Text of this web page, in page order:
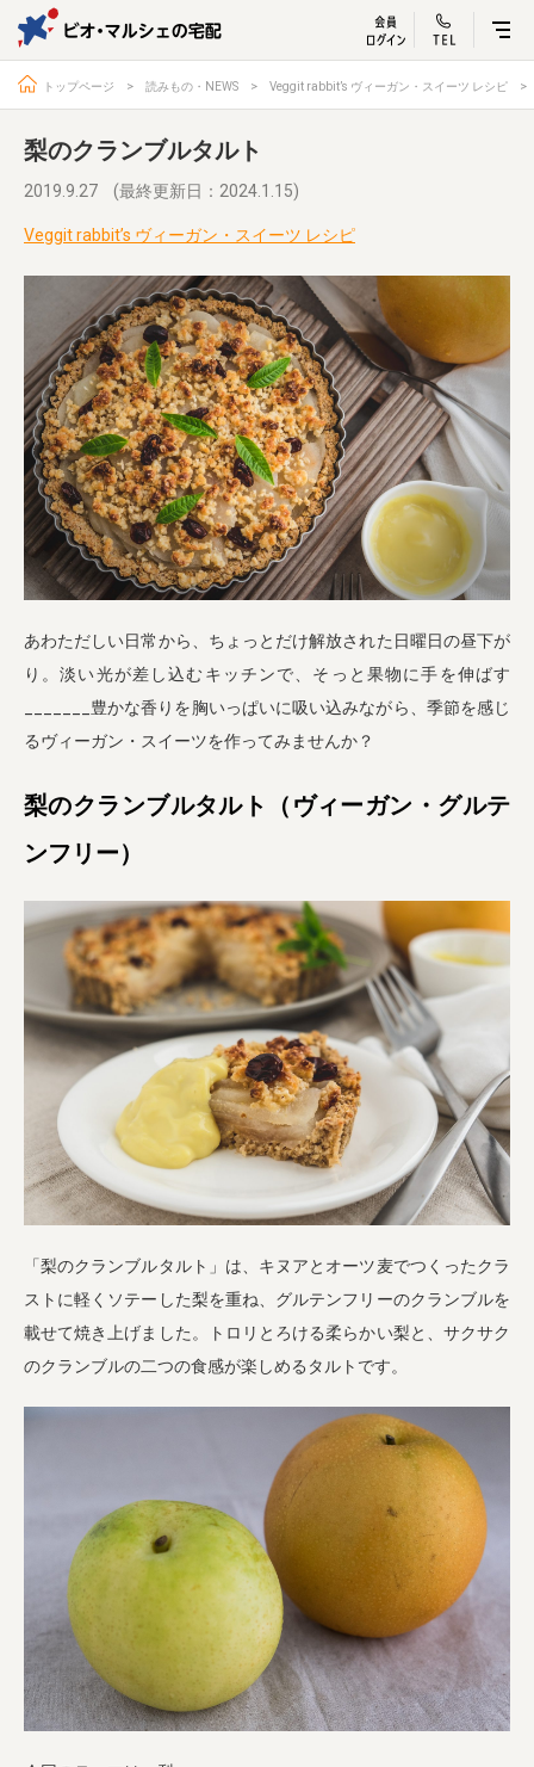
ビオ・マルシェ
宅配サービス紹介 有機野菜のお試しセッ
入
ビオ・マルシェの商品 ご利用ガイド
よくある質問 オーガニックって何
お届け情報 生産者・製造者
取扱店 ビオママクラブ
お問い合わせ 放射性物質への対応
会社概要 採用情報
業務用卸 SDGsへの取り組み
トップページ 読みもの・NEWS Veggit rabbit’s ヴィーガン・スイーツ レシピ
梨のクランブルタルト
2019.9.27 (最終更新日：2024.1.15)
Veggit rabbit’s ヴィーガン・スイーツ レシピ
あわただしい日常から、ちょっとだけ解放された日曜日の昼下が
り。淡い光が差し込むキッチンで、そっと果物に手を伸ばす
_______豊かな香りを胸いっぱいに吸い込みながら、季節を感じ
るヴィーガン・スイーツを作ってみませんか？
梨のクランブルタルト（ヴィーガン・グルテ
ンフリー）
「梨のクランブルタルト」は、キヌアとオーツ麦でつくったクラ
ストに軽くソテーした梨を重ね、グルテンフリーのクランブルを
載せて焼き上げました。トロリとろける柔らかい梨と、サクサク
のクランブルの二つの食感が楽しめるタルトです。